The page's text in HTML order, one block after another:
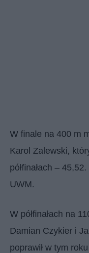
W finale na 400 m
Karol Zalewski,
półfinałach –
UWM.
W półfinałach na
Damian Czykier i
poprawił w tym